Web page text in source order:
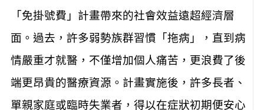
「免掛號費」計畫帶來的社會效益遠超經濟層
面。過去，許多弱勢族群習慣「拖病」，直到病
情嚴重才就醫，不僅增加個人痛苦，更浪費了後
端更昂貴的醫療資源。計畫實施後，許多長者、
單親家庭或臨時失業者，得以在症狀初期便安心